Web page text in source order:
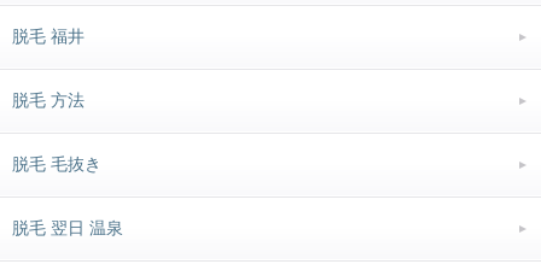
脱毛 福井
脱毛 方法
脱毛 毛抜き
脱毛 翌日 温泉